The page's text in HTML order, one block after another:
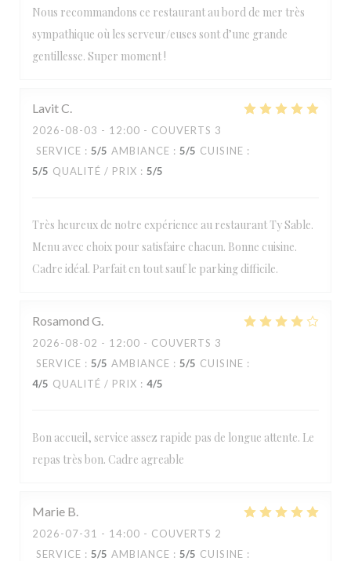
Nous recommandons ce restaurant au bord de mer très
sympathique où les serveur/euses sont d’une grande
gentillesse. Super moment !
LavitC
2026-08-03 - 12:00 - COUVERTS 3
SERVICE : 5/5 AMBIANCE : 5/5 CUISINE :
5/5 QUALITÉ / PRIX : 5/5
Très heureux de notre expérience au restaurant Ty Sable.
Menu avec choix pour satisfaire chacun. Bonne cuisine.
Cadre idéal. Parfait en tout sauf le parking difficile.
Rosamond G
2026-08-02 - 12:00 - COUVERTS 3
SERVICE : 5/5 AMBIANCE : 5/5 CUISINE :
4/5 QUALITÉ / PRIX : 4/5
Bon accueil, service assez rapide pas de longue attente. Le
repas très bon. Cadre agreable
Marie B
2026-07-31 - 14:00 - COUVERTS 2
SERVICE : 5/5 AMBIANCE : 5/5 CUISINE :